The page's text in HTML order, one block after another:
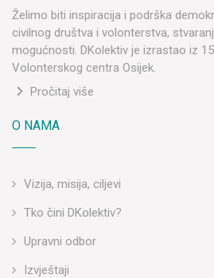
Želimo biti inspiracija i podrška
civilnog društva i volonterstva,
mogućnosti. DKolektiv je izrastao iz
Volonterskog centra Osijek.
Pročitaj više
O NAMA
Vizija, misija, ciljevi
Tko čini DKolektiv?
Upravni odbor
Izvještaji